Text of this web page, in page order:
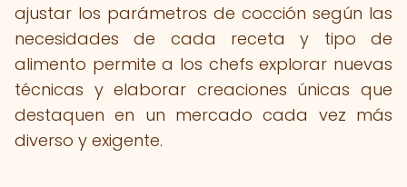
ajustar los parámetros de cocción según las
necesidades de cada receta y tipo de
alimento permite a los chefs explorar nuevas
técnicas y elaborar creaciones únicas que
destaquen en un mercado cada vez más
diverso y exigente.